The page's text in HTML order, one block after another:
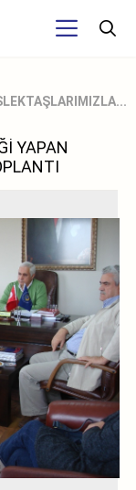
YAPAN